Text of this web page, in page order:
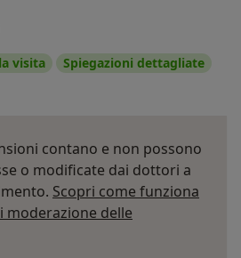
visita
Spiegazioni dettagliate
contano e non possono
o modificate dai dottori a
Scopri come funziona
moderazione delle